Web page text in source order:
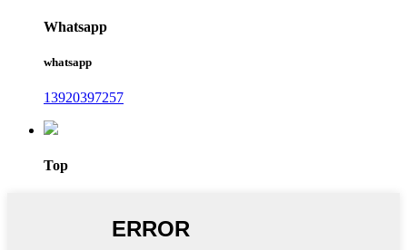
Whatsapp
whatsapp
13920397257
Top